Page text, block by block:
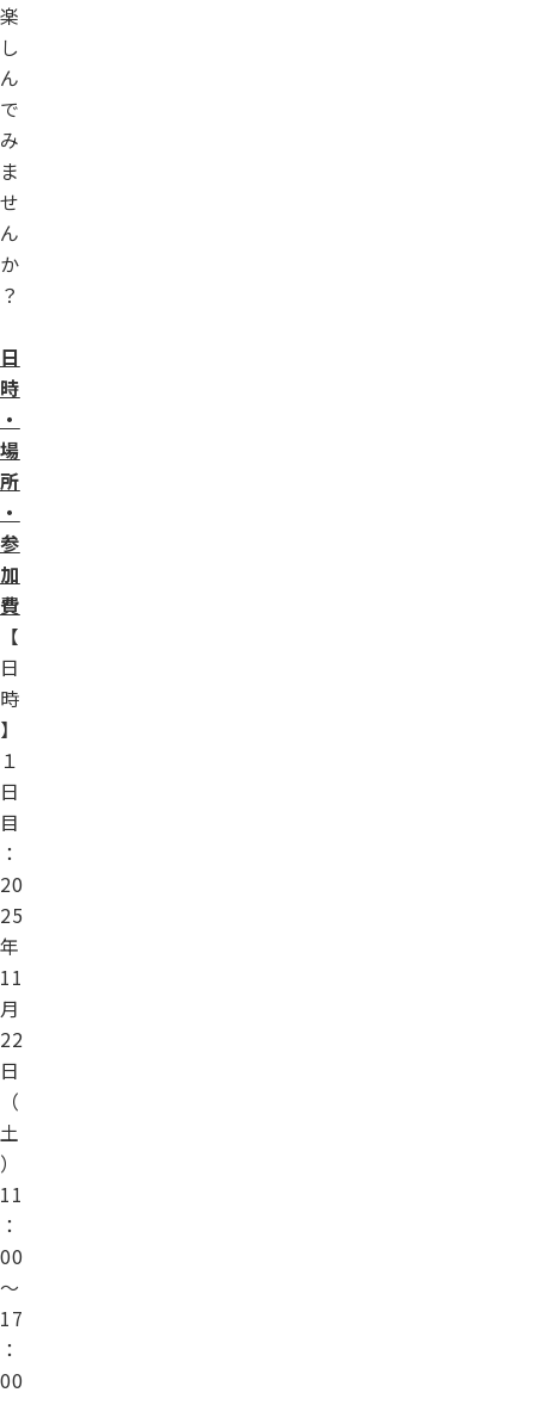
楽
し
ん
で
み
ま
せ
ん
か
？
日
時
・
場
所
・
参
加
費
【
日
時
】
１
日
目
：
20
25
年
11
月
22
日
（
土
）
11
：
00
～
17
：
00